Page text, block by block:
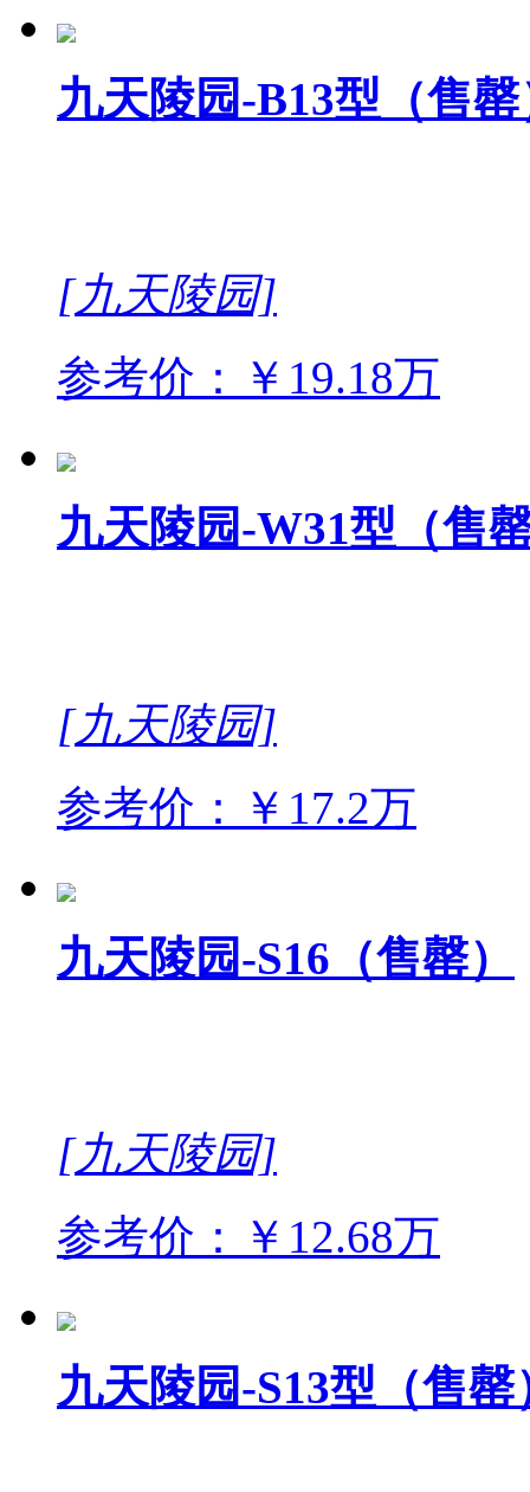
九天陵园-B13型（售
[九天陵园]
参考价：￥19.18万
九天陵园-W31型（售
[九天陵园]
参考价：￥17.2万
九天陵园-S16（售罄）
[九天陵园]
参考价：￥12.68万
九天陵园-S13型（售罄